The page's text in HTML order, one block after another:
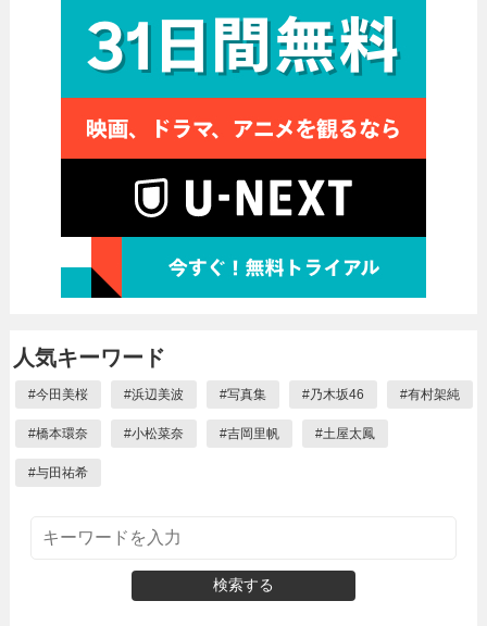
人気キーワード
#今田美桜 #浜辺美波 #写真集 #乃木坂46 #有村架純
#橋本環奈 #小松菜奈 #吉岡里帆 #土屋太鳳
#与田祐希
検索する